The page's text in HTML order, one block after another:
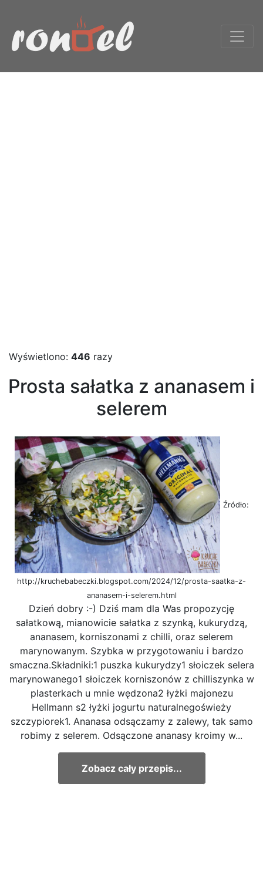
Wyświetlono: 446 razy
Prosta sałatka z ananasem i
selerem
Źródło:
http://kruchebabeczki.blogspot.com/2024/12/prosta-saatka-z-
ananasem-i-selerem.html
Dzień dobry :-) Dziś mam dla Was propozycję
sałatkową, mianowicie sałatka z szynką, kukurydzą,
ananasem, korniszonami z chilli, oraz selerem
marynowanym. Szybka w przygotowaniu i bardzo
smaczna.Składniki:1 puszka kukurydzy1 słoiczek selera
marynowanego1 słoiczek korniszonów z chilliszynka w
plasterkach u mnie wędzona2 łyżki majonezu
Hellmann s2 łyżki jogurtu naturalnegoświeży
szczypiorek1. Ananasa odsączamy z zalewy, tak samo
robimy z selerem. Odsączone ananasy kroimy w...
Zobacz cały przepis...